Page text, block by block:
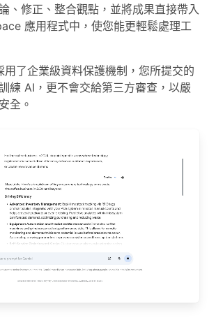
、修正、整合觀點，並將成果直接帶入
應用程式中，使您能更輕鬆處理工
用了企業級資料保護機制，您所提交的
練 AI，更不會交給第三方審查，以嚴
全。